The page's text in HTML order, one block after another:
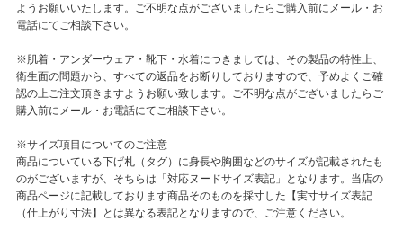
ようお願いいたします。ご不明な点がございましたらご購入前にメール・お
電話にてご相談下さい。
※肌着・アンダーウェア・靴下・水着につきましては、その製品の特性上、
衛生面の問題から、すべての返品をお断りしておりますので、予めよくご確
認の上ご注文頂きますようお願い致します。ご不明な点がございましたらご
購入前にメール・お電話にてご相談下さい。
※サイズ項目についてのご注意
商品についている下げ札（タグ）に身長や胸囲などのサイズが記載されたも
のがございますが、そちらは「対応ヌードサイズ表記」となります。当店の
商品ページに記載しております商品そのものを採寸した【実寸サイズ表記
（仕上がり寸法】とは異なる表記となりますので、ご注意ください。